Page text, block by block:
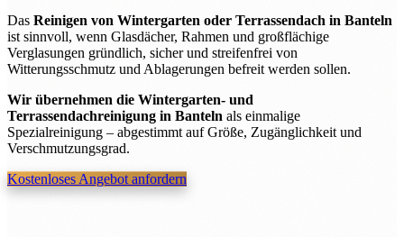
Das Reinigen von Wintergarten oder Terrassendach in Banteln
ist sinnvoll, wenn Glasdächer, Rahmen und großflächige
Verglasungen gründlich, sicher und streifenfrei von
Witterungsschmutz und Ablagerungen befreit werden sollen.
Wir übernehmen die Wintergarten- und
Terrassendachreinigung in Banteln als einmalige
Spezialreinigung – abgestimmt auf Größe, Zugänglichkeit und
Verschmutzungsgrad.
Kostenloses Angebot anfordern